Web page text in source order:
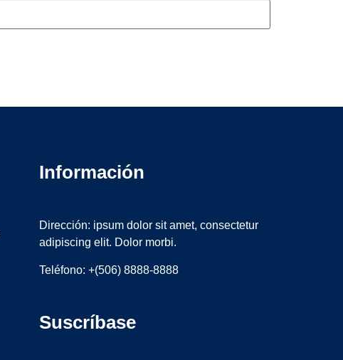
Información
Dirección: ipsum dolor sit amet, consectetur
adipiscing elit. Dolor morbi.
Teléfono: +(506) 8888-8888
Suscríbase